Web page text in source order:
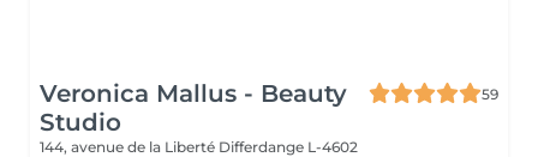
Veronica Mallus - Beauty
Studio
59
144, avenue de la Liberté Differdange L-4602